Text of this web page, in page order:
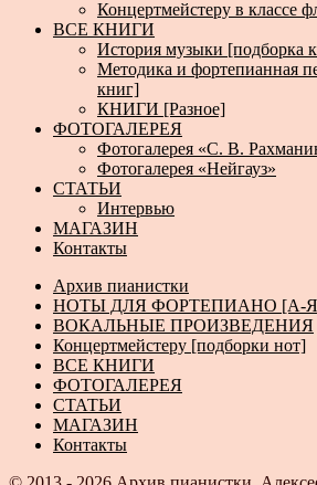
Концертмейстеру в классе
ВСЕ КНИГИ
История музыки [подборка
Методика и фортепианная
книг]
КНИГИ [Разное]
ФОТОГАЛЕРЕЯ
Фотогалерея «С. В.
Фотогалерея «Нейгауз»
СТАТЬИ
Интервью
МАГАЗИН
Контакты
Архив пианистки
НОТЫ ДЛЯ ФОРТЕПИАНО [А-
ВОКАЛЬНЫЕ ПРОИЗВЕДЕНИЯ
Концертмейстеру [подборки нот]
ВСЕ КНИГИ
ФОТОГАЛЕРЕЯ
СТАТЬИ
МАГАЗИН
Контакты